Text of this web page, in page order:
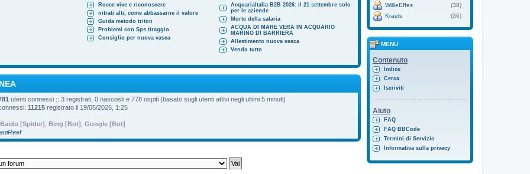
Rocce vive e riconoscere
nitrati alti, come abbassarne il valore
Guida metodo triton
Problemi con Sps tiraggio
Consiglio per nuova vasca
AcquariaItalia B2B 2026: il 21 settembre solo
per le aziende
Morte della salaria
ACQUA DI MARE VERA IN ACQUARIO
MARINO DI BARRIERA
Allestimento nuova vasca
Vendo tutto
utenti connessi :: 3 registrati, 0 nascosti e 778 ospiti (basato sugli utenti attivi negli ultimi 5 minuti)
11215 registrato il 19/05/2026, 1:25
Baidu [Spider] Bing [Bot] Google [Bot]
WillieEffes
(38)
Kraels
(36)
MENU
Contenuto
Indice
Cerca
Iscriviti
Aiuto
FAQ
FAQ BBCode
Termini di Servizio
Informativa sulla privacy